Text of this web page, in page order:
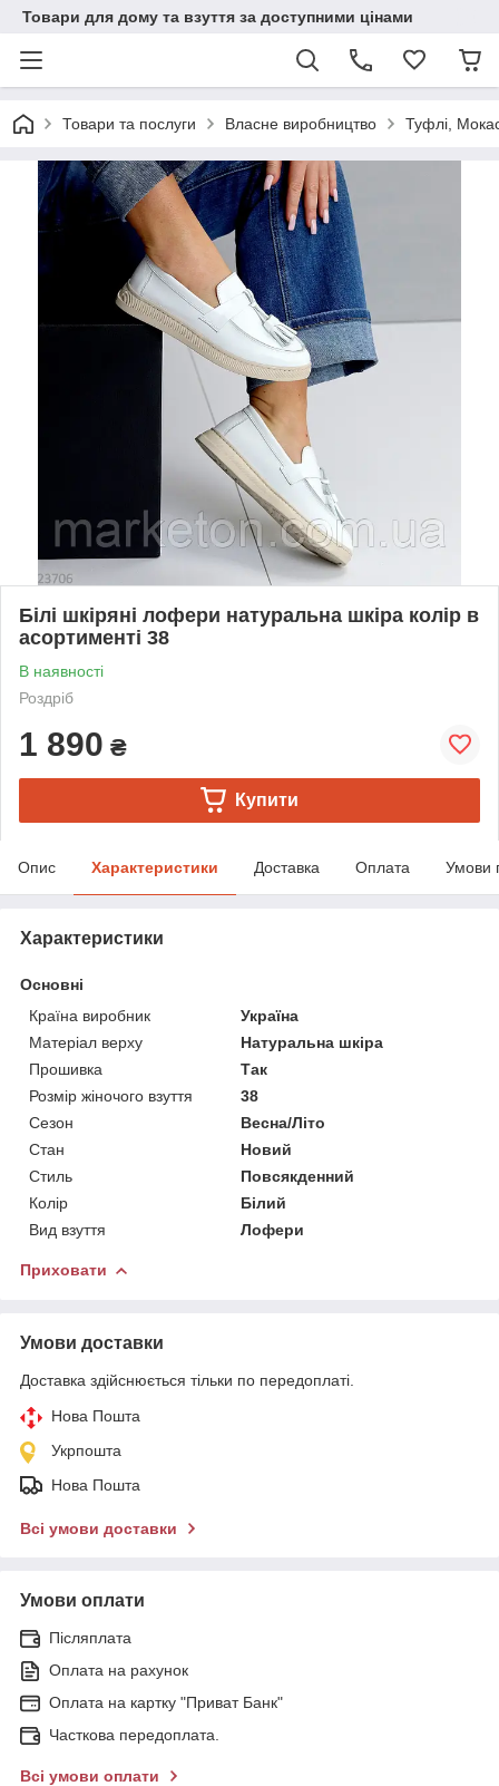
Товари для дому та взуття за доступними цінами
Товари та послуги Власне виробництво Туфлі,
Білі шкіряні лофери натуральна шкіра колір в
асортименті 38
В наявності
Роздріб
1 890 ₴
Купити
Опис Характеристики Доставка Оплата Умови
Характеристики
Основні
Країна виробник
Україна
Матеріал верху
Натуральна шкіра
Прошивка
Так
Розмір жіночого взуття
38
Сезон
Весна/Літо
Стан
Новий
Стиль
Повсякденний
Колір
Білий
Вид взуття
Лофери
Приховати
Умови доставки
Доставка здійснюється тільки по передоплаті.
Нова Пошта
Укрпошта
Нова Пошта
Всі умови доставки
Умови оплати
Післяплата
Оплата на рахунок
Оплата на картку "Приват Банк"
Часткова передоплата.
Всі умови оплати